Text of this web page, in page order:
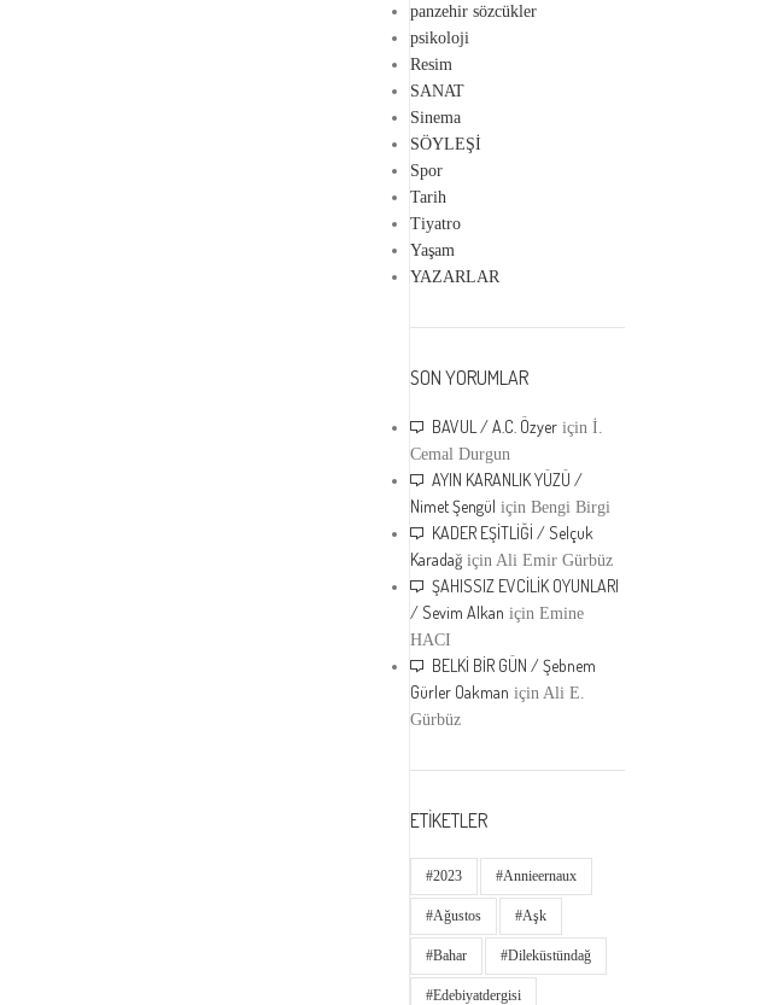
panzehir sözcükler
psikoloji
Resim
SANAT
Sinema
SÖYLEŞİ
Spor
Tarih
Tiyatro
Yaşam
YAZARLAR
SON YORUMLAR
BAVUL / A.C. Özyer içinİ.
Cemal Durgun
AYIN KARANLIK YÜZÜ /
Nimet Şengül içinBengi Birgi
KADER EŞİTLİĞİ / Selçuk
Karadağ için Ali Emir Gürbüz
ŞAHISSIZ EVCİLİK OYUNLARI
/ Sevim Alkan içinEmine
HACI
BELKİ BİR GÜN / Şebnem
Gürler Oakman için Ali E.
Gürbüz
ETİKETLER
#2023 #annieernaux
#ağustos #aşk
#bahar #dileküstündağ
#edebiyatdergisi